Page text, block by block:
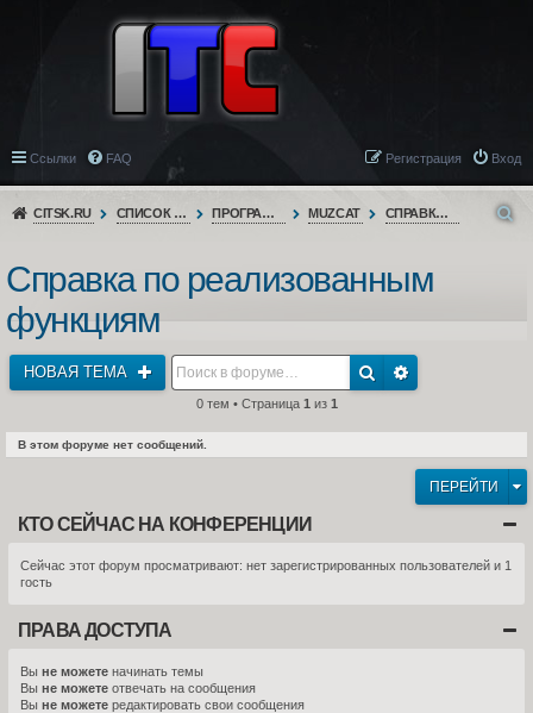
Ссылки FAQ Вход
Регистрация
CITSK.RU СПИСОК ФОРУМОВ ПРОГРАММНОЕ ОБЕСПЕЧЕНИЕ MUZCAT СПРАВКА ПО РЕАЛИЗОВАННЫМ ФУНКЦИЯМ
Справка по реализованным
функциям
НОВАЯ ТЕМА
0 тем • Страница 1 из 1
В этом форуме нет сообщений.
ПЕРЕЙТИ
КТО СЕЙЧАС НА КОНФЕРЕНЦИИ
Сейчас этот форум просматривают: нет зарегистрированных пользователей и 1
гость
ПРАВА ДОСТУПА
Вы не можете начинать темы
Вы не можете отвечать на сообщения
Вы не можете редактировать свои сообщения